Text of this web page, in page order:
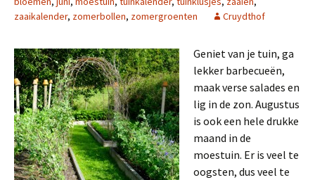
zaaikalender, zomerbollen, zomergroenten Cruydthof
Geniet van je tuin, ga
lekker barbecueën,
maak verse salades en
lig in de zon. Augustus
is ook een hele drukke
maand in de
moestuin. Er is veel te
oogsten, dus veel te